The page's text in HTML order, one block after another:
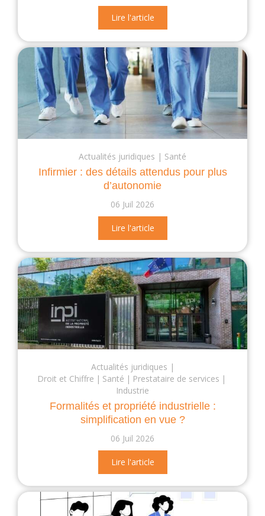
Lire l'article
Actualités juridiques Santé
Infirmier : des détails attendus pour plus
d’autonomie
06 Juil 2026
Lire l'article
Actualités juridiques
Droit et Chiffre
Santé
Prestataire de services
Industrie
Formalités et propriété industrielle :
simplification en vue ?
06 Juil 2026
Lire l'article